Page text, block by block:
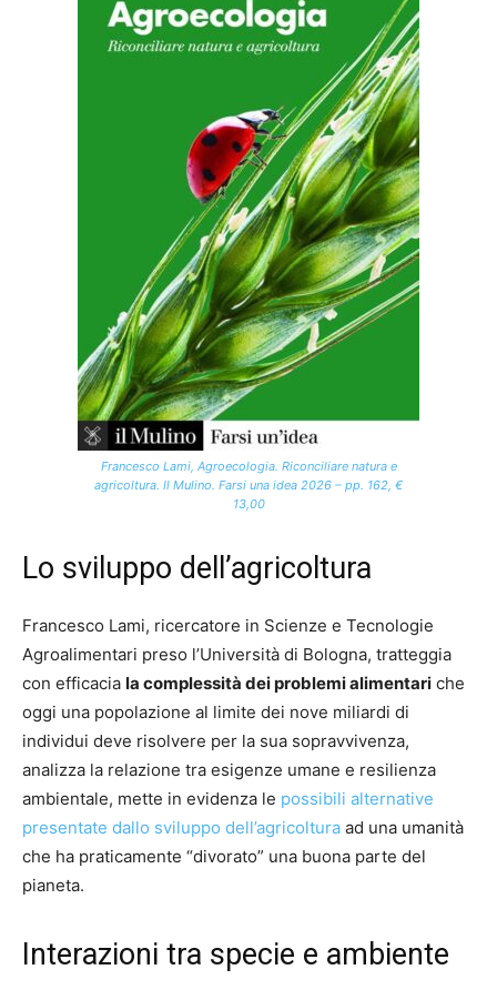
Francesco Lami, Agroecologia. Riconciliare natura e
agricoltura. Il Mulino. Farsi una idea 2026 – pp. 162, €
13,00
Lo sviluppo dell’agricoltura
Francesco Lami, ricercatore in Scienze e Tecnologie
Agroalimentari preso l’Università di Bologna, tratteggia
con efficacia la complessità dei problemi alimentari che
oggi una popolazione al limite dei nove miliardi di
individui deve risolvere per la sua sopravvivenza,
analizza la relazione tra esigenze umane e resilienza
ambientale, mette in evidenza le possibili alternative
presentate dallo sviluppo dell’agricoltura ad una umanità
che ha praticamente “divorato” una buona parte del
pianeta.
Interazioni tra specie e ambiente